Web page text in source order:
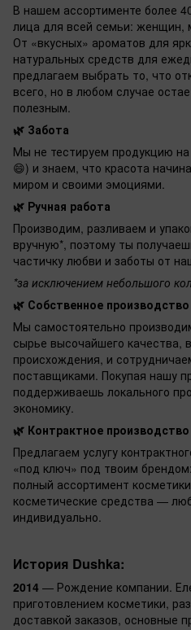
В нашем ассортименте более
лица для всей семьи: женщин,
От «вкусных» ароматов для
натуральных средств для
предлагаем выбрать то, что
всего, но в любом случае
полезным.
🌿 Забота
Мы не тестируем продукцию
😄) и знаем, что красота
миром и своими эмоциями.
🌿 Ручная работа
Производим, разливаем и
вручную*, поэтому ты
частичку любви и заботы от
*за исключением небольшого
🌿 Собственное
Мы самостоятельно
сырье высочайшего качества,
происхождения, и
поставщиками. Покупая нашу
поддерживаешь локального
экономику.
🌿 Контрактное производство
Предлагаем услугу
«под ключ» под твоим
полный ассортимент
косметические средства —
индивидуально.
История Dushka:
2014 — Рождение компании.
приготовлением косметики,
доставкой заказов, основные